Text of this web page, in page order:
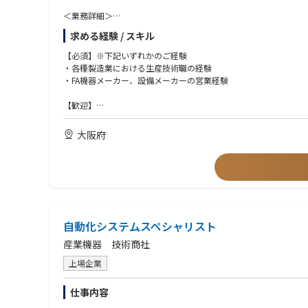
＜業務詳細＞
・顧客の自動化／省人化等の要求に対する現場確認及びヒアリング
・顧客ニーズに基づいた自動化／省人化等のプロジェクト要件定義
・プロジェクトに応じた各種メーカー選定
・ロボット、マテハン、周辺機器全般の提案、拡販活動
FA・自動車・半導体・電子・三品業界等、もの作りユーザー及
求める経験 / スキル
【必須】※下記いずれかのご経験
・各種製造業における生産技術職の経験
・FA機器メーカー、設備メーカーの営業経験
【歓迎】
・協働ロボット／産業用ロボットの操作、教示の経験
・AGV、AMRの導入実績を有する方
・3DCADによる作図のご経験
大阪府
自動化システムスペシャリスト
産業機器 技術商社
上場企業
仕事内容